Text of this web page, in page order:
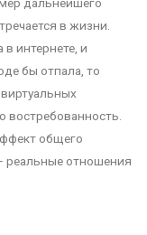
дальнейшего
в жизни.
интернете, и
бы отпала, то
востребованность.
общего
реальные отношения